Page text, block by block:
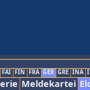
FAI FIN FRA GER GRE INA
Meldekartei